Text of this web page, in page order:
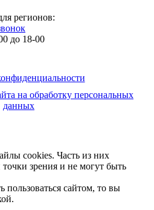
регионов:
до 18-00
на обработку персональных
данных
cookies. Часть из них
точки зрения и не могут быть
сайтом, то вы